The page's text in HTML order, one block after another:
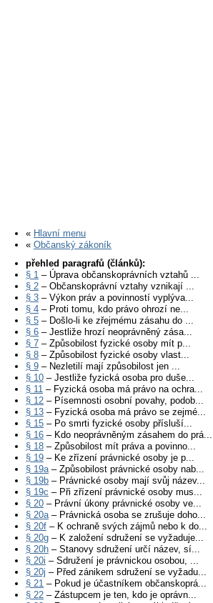
« Hlavní menu
« Občanský zákoník
přehled paragrafů (článků):
§ 1 – Úprava občanskoprávních vztahů ...
§ 2 – Občanskoprávní vztahy vznikají ...
§ 3 – Výkon práv a povinností vyplýva...
§ 4 – Proti tomu, kdo právo ohrozí ne...
§ 5 – Došlo-li ke zřejmému zásahu do ...
§ 6 – Jestliže hrozí neoprávněný zása...
§ 7 – Způsobilost fyzické osoby mít p...
§ 8 – Způsobilost fyzické osoby vlast...
§ 9 – Nezletilí mají způsobilost jen ...
§ 10 – Jestliže fyzická osoba pro duše...
§ 11 – Fyzická osoba má právo na ochra...
§ 12 – Písemnosti osobní povahy, podob...
§ 13 – Fyzická osoba má právo se zejmé...
§ 15 – Po smrti fyzické osoby přísluší...
§ 16 – Kdo neoprávněným zásahem do prá...
§ 18 – Způsobilost mít práva a povinno...
§ 19 – Ke zřízení právnické osoby je p...
§ 19a– Způsobilost právnické osoby nab...
§ 19b – Právnické osoby mají svůj název...
§ 19c – Při zřízení právnické osoby mus...
§ 20 – Právní úkony právnické osoby ve...
§ 20a– Právnická osoba se zrušuje doho...
§ 20f – K ochraně svých zájmů nebo k do...
§ 20g – K založení sdružení se vyžaduje...
§ 20h – Stanovy sdružení určí název, sí...
§ 20i – Sdružení je právnickou osobou, ...
§ 20j – Před zánikem sdružení se vyžadu...
§ 21 – Pokud je účastníkem občanskoprá...
§ 22 – Zástupcem je ten, kdo je oprávn...